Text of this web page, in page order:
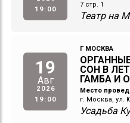
19:00
7 стр. 1
Театр на
19
Авг
2026
19:00
Г МОСКВА
СОН В
ГАМБА И
Место
г. Москва, ул.
Усадьба